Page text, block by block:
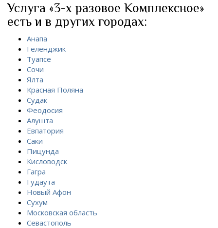
Услуга «3-х разовое Комплексное»
есть и в других городах:
Анапа
Геленджик
Туапсе
Сочи
Ялта
Красная Поляна
Судак
Феодосия
Алушта
Евпатория
Саки
Пицунда
Кисловодск
Гагра
Гудаута
Новый Афон
Сухум
Московская область
Севастополь